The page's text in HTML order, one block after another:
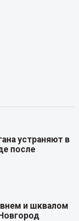
устраняют в
после
и шквалом